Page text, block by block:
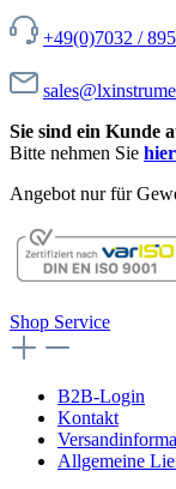
+49(0)7032 /
Sie sind ein Kunde
Bitte nehmen Sie hier
Angebot nur für
Shop Service
B2B-Login
Kontakt
Allgemeine